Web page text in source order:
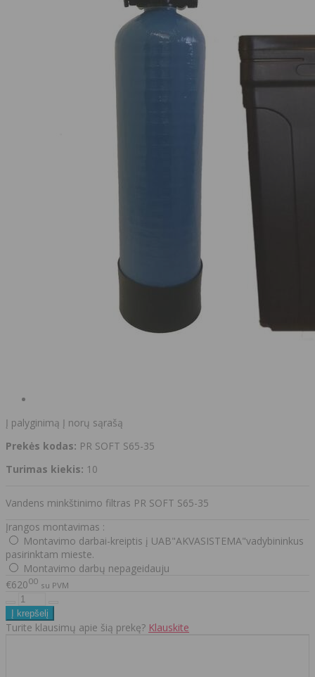
Į palyginimą Į norų sąrašą
Prekės kodas: PR SOFT S65-35
Turimas kiekis: 10
Vandens minkštinimo filtras PR SOFT S65-35
Įrangos montavimas :
Montavimo darbai-kreiptis į UAB"AKVASISTEMA"vadybininkus
pasirinktam mieste.
Montavimo darbų nepageidauju
€62000 su PVM
Turite klausimų apie šią prekę? Klauskite